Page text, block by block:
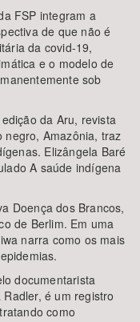
FSP integram a
de que não é
da covid-19,
e o modelo de
sob
da Aru, revista
negro, Amazônia, traz
Elizângela Baré
A saúde indígena
Doença dos Brancos,
de Berlim. Em uma
narra como os mais
documentarista
é um registro
como